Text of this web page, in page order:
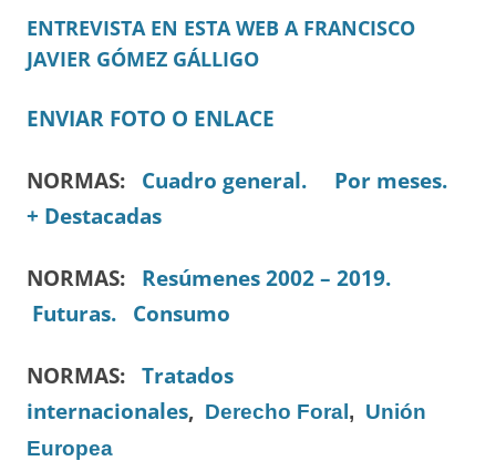
ENTREVISTA EN ESTA WEB A FRANCISCO
JAVIER GÓMEZ GÁLLIGO
ENVIAR FOTO O ENLACE
NORMAS: Cuadro general.
Por meses.
+ Destacadas
NORMAS: Resúmenes 2002 – 2019.
Futuras.
Consumo
NORMAS: Tratados
internacionales, Derecho Foral, Unión
Europea